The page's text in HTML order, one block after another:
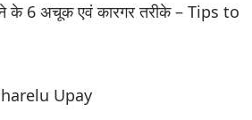
के 6 अचूक एवं कारगर तरीके – Tips to